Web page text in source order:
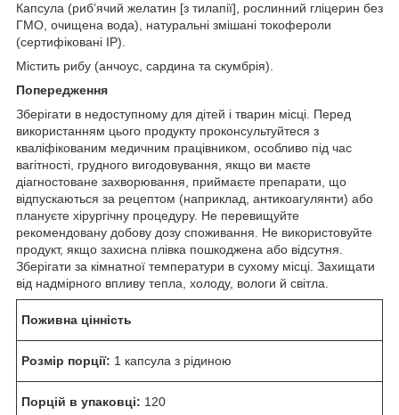
Капсула (риб’ячий желатин [з тилапії], рослинний гліцерин без
ГМО, очищена вода), натуральні змішані токофероли
(сертифіковані IP).
Містить рибу (анчоус, сардина та скумбрія).
Попередження
Зберігати в недоступному для дітей і тварин місці. Перед
використанням цього продукту проконсультуйтеся з
кваліфікованим медичним працівником, особливо під час
вагітності, грудного вигодовування, якщо ви маєте
діагностоване захворювання, приймаєте препарати, що
відпускаються за рецептом (наприклад, антикоагулянти) або
плануєте хірургічну процедуру. Не перевищуйте
рекомендовану добову дозу споживання. Не використовуйте
продукт, якщо захисна плівка пошкоджена або відсутня.
Зберігати за кімнатної температури в сухому місці. Захищати
від надмірного впливу тепла, холоду, вологи й світла.
Поживна цінність
Розмір порції: 1 капсула з рідиною
Порцій в упаковці: 120